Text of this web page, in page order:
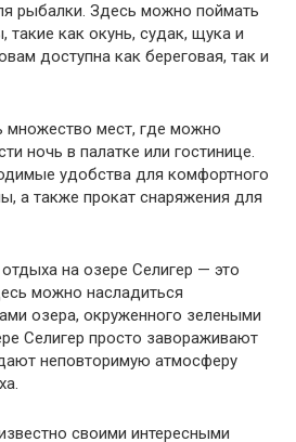
рыбалки. Здесь можно поймать
как окунь, судак, щука и
доступна как береговая, так и
множество мест, где можно
ночь в палатке или гостинице.
удобства для комфортного
а также прокат снаряжения для
на озере Селигер — это
можно насладиться
озера, окруженного зелеными
Селигер просто завораживают
неповторимую атмосферу
своими интересными